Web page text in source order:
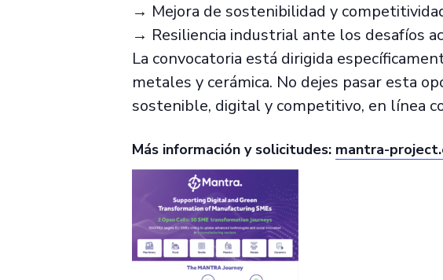
→ Mejora de sostenibilidad y
→ Resiliencia industrial ante los desafíos
La convocatoria está dirigida
metales y cerámica. No dejes pasar esta
sostenible, digital y competitivo, en línea
Más información y solicitudes: mantra-